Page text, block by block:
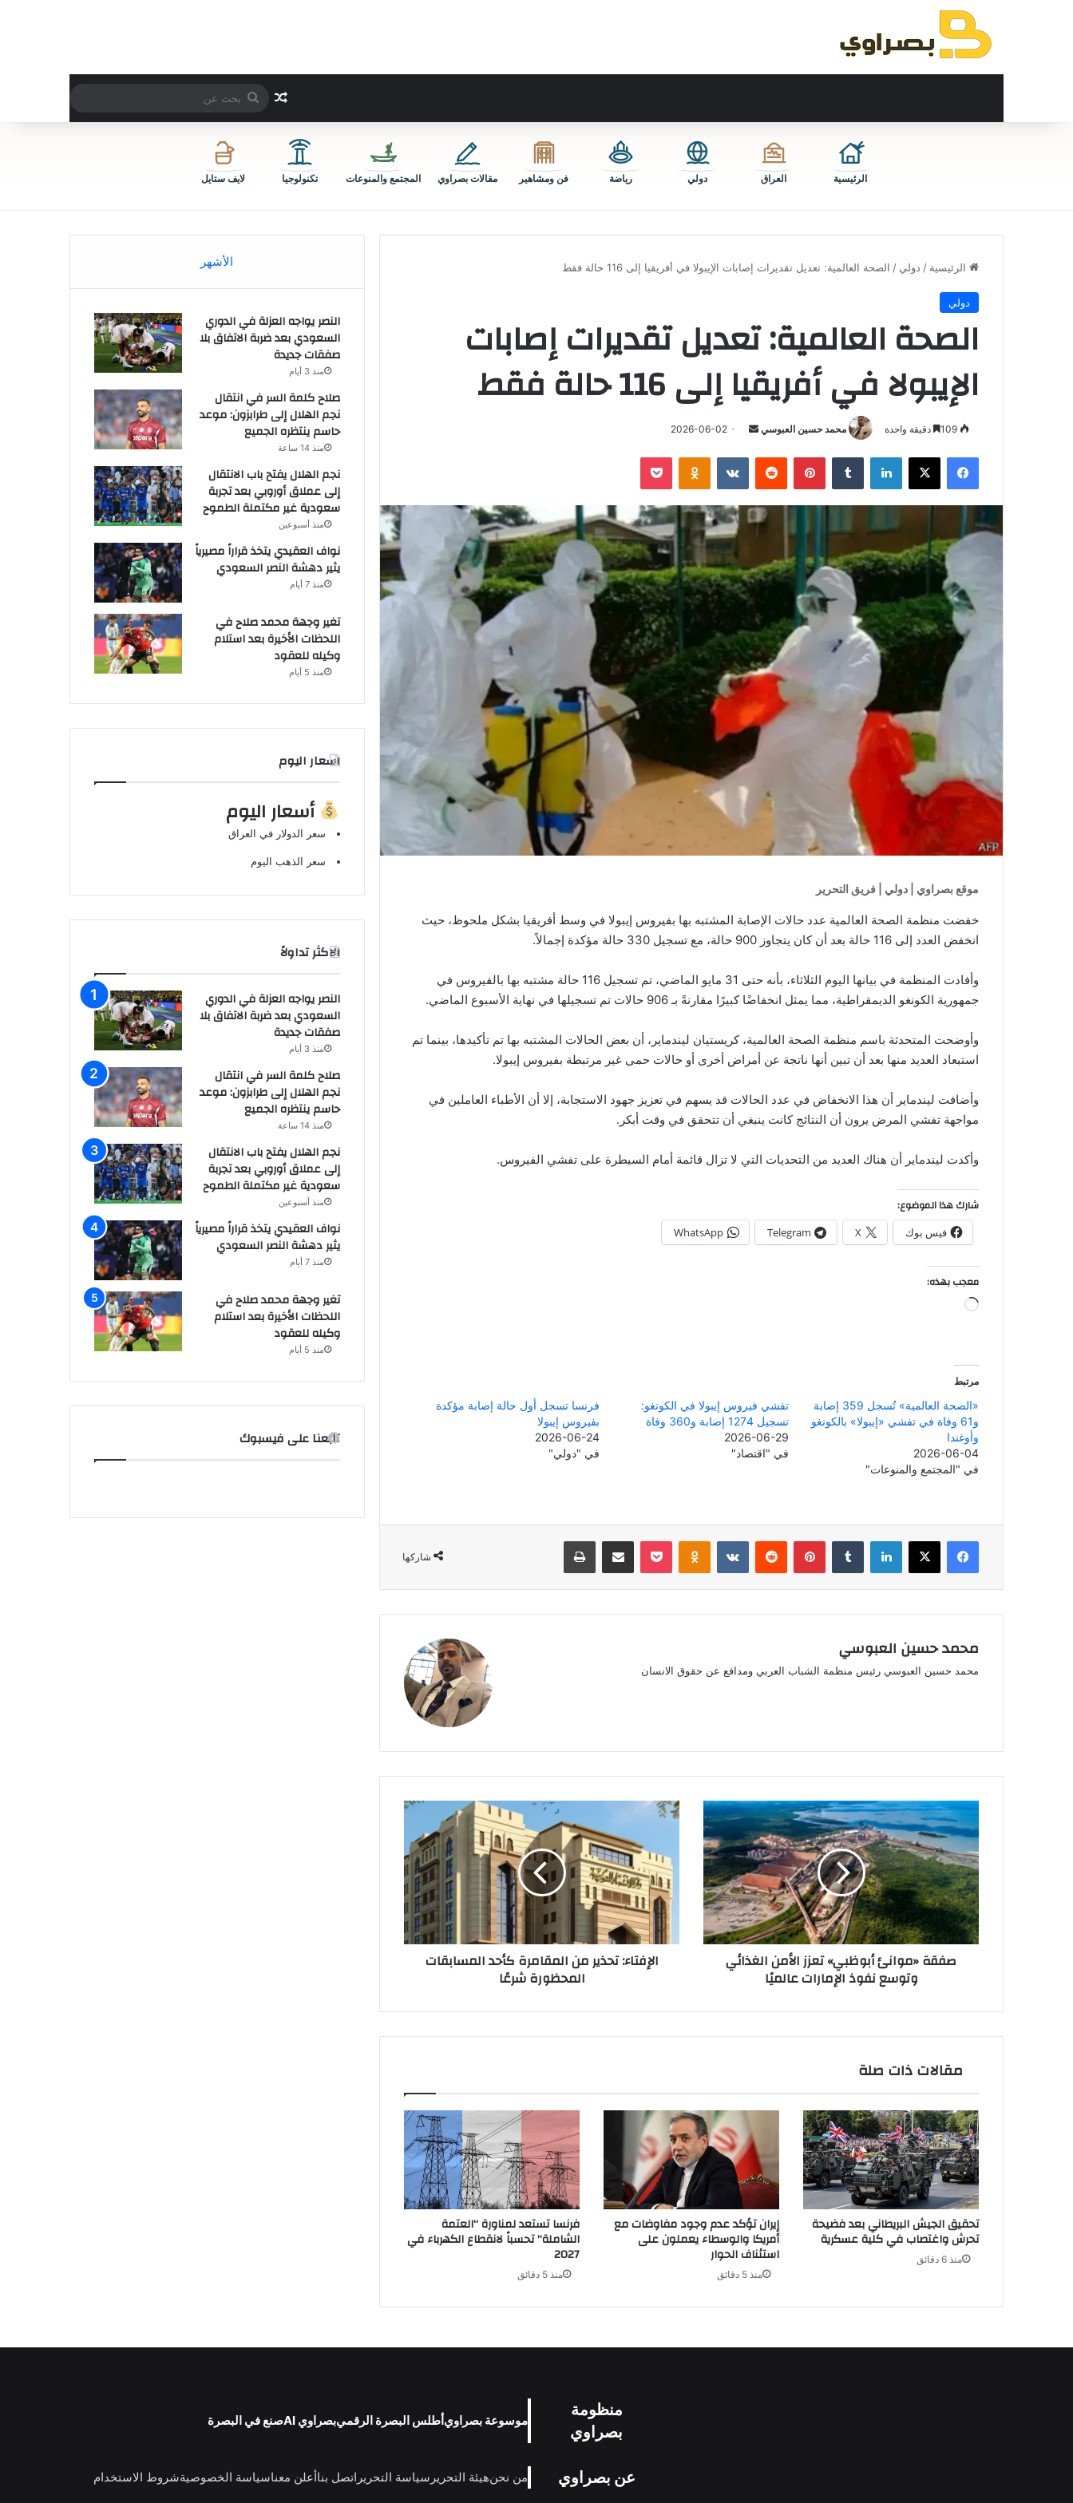
مقال عشوائي
بحث
عن
الرئيسية العراق دولي رياضة فن ومشاهير مقالات بصراوي المجتمع والمنوعات تكنولوجيا لايف ستايل
الرئيسية / دولي / الصحة العالمية: تعديل تقديرات إصابات الإيبولا في أفريقيا إلى 116 حالة فقط
دولي
الصحة العالمية: تعديل تقديرات إصابات
الإيبولا في أفريقيا إلى 116 حالة فقط
محمد حسين العبوسي
أرسل 2026-06-02 دقيقة واحدة
فيسبوك ‫X لينكدإن بينتيريست Odnoklassniki
‫Pocket
موقع بصراوي | دولي | فريق التحرير
خفضت منظمة الصحة العالمية عدد حالات الإصابة المشتبه بها بفيروس إيبولا في وسط أفريقيا بشكل ملحوظ، حيث
انخفض العدد إلى 116 حالة بعد أن كان يتجاوز 900 حالة، مع تسجيل 330 حالة مؤكدة إجمالاً.
وأفادت المنظمة في بيانها اليوم الثلاثاء، بأنه حتى 31 مايو الماضي، تم تسجيل 116 حالة مشتبه بها بالفيروس في
جمهورية الكونغو الديمقراطية، مما يمثل انخفاضًا كبيرًا مقارنةً بـ 906 حالات تم تسجيلها في نهاية الأسبوع الماضي.
وأوضحت المتحدثة باسم منظمة الصحة العالمية، كريستيان ليندماير، أن بعض الحالات المشتبه بها تم تأكيدها، بينما تم
استبعاد العديد منها بعد أن تبين أنها ناتجة عن أمراض أخرى أو حالات حمى غير مرتبطة بفيروس إيبولا.
وأضافت ليندماير أن هذا الانخفاض في عدد الحالات قد يسهم في تعزيز جهود الاستجابة، إلا أن الأطباء العاملين في
مواجهة تفشي المرض يرون أن النتائج كانت ينبغي أن تتحقق في وقت أبكر.
وأكدت ليندماير أن هناك العديد من التحديات التي لا تزال قائمة أمام السيطرة على تفشي الفيروس.
شارك هذا الموضوع:
فيس بوك X
Telegram
WhatsApp
معجب بهذه:
جاري
مرتبط
«الصحة العالمية» تُسجل 359 إصابة
و61 وفاة في تفشي «إيبولا» بالكونغو
وأوغندا
2026-06-04
في "المجتمع والمنوعات"
تفشي فيروس إيبولا في الكونغو:
تسجيل 1274 إصابة و360 وفاة
2026-06-29
في "اقتصاد"
فرنسا تسجل أول حالة إصابة مؤكدة
بفيروس إيبولا
2026-06-24
في "دولي"
شاركها
فيسبوك ‫X لينكدإن بينتيريست Odnoklassniki
‫Pocket مشاركة عبر البريد طباعة
محمد حسين العبوسي
محمد حسين العبوسي رئيس منظمة الشباب العربي ومدافع عن حقوق الانسان
الإفتاء:
المقامرة
كأحد
المسابقات
المحظورة
شرعًا
الإفتاء: تحذير من المقامرة كأحد المسابقات
المحظورة شرعًا
صفقة
«موانئ
أبوظبي»
تعزز
الأمن
الغذائي
وتوسع
نفوذ
الإمارات
عالميًاصفقة «موانئ أبوظبي» تعزز الأمن الغذائي
وتوسع نفوذ الإمارات عالميًا
مقالات ذات صلة
فرنسا تستعد لمناورة “العتمة
الشاملة” تحسباً لانقطاع الكهرباء في
2027
منذ 5 دقائق
إيران تؤكد عدم وجود مفاوضات مع
أمريكا والوسطاء يعملون على
استئناف الحوار
منذ 5 دقائق
تحقيق الجيش البريطاني بعد فضيحة
تحرش واغتصاب في كلية عسكرية
منذ 6 دقائق
الأشهر
النصر يواجه العزلة في الدوري
السعودي بعد ضربة الاتفاق بلا
صفقات جديدة
منذ 3 أيام
صلاح كلمة السر في انتقال
نجم الهلال إلى طرابزون: موعد
حاسم ينتظره الجميع
منذ 14 ساعة
نجم الهلال يفتح باب الانتقال
إلى عملاق أوروبي بعد تجربة
سعودية غير مكتملة الطموح
منذ أسبوعين
نواف العقيدي يتخذ قراراً مصيرياً
يثير دهشة النصر السعودي
منذ 7 أيام
تغير وجهة محمد صلاح في
اللحظات الأخيرة بعد استلام
وكيله للعقود
منذ 5 أيام
اسعار اليوم
أسعار اليوم
سعر الدولار في العراق
سعر الذهب اليوم
الاكثر تداولاً
النصر يواجه العزلة في الدوري
السعودي بعد ضربة الاتفاق بلا
صفقات جديدة
منذ 3 أيام
صلاح كلمة السر في انتقال
نجم الهلال إلى طرابزون: موعد
حاسم ينتظره الجميع
منذ 14 ساعة
نجم الهلال يفتح باب الانتقال
إلى عملاق أوروبي بعد تجربة
سعودية غير مكتملة الطموح
منذ أسبوعين
نواف العقيدي يتخذ قراراً مصيرياً
يثير دهشة النصر السعودي
منذ 7 أيام
تغير وجهة محمد صلاح في
اللحظات الأخيرة بعد استلام
وكيله للعقود
منذ 5 أيام
تابعنا على فيسبوك
منظومة
بصراوي
موسوعة بصراويأطلس البصرة الرقميبصراوي AI صنع في البصرة
عن بصراوي من نحنهيئة التحرير سياسة التحرير اتصل بناأعلن معناسياسة الخصوصيةشروط الاستخدام